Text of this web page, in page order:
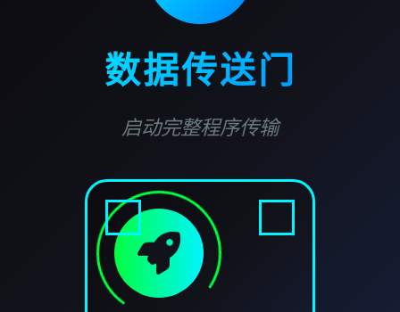
数据传送门
启动完整程序传输